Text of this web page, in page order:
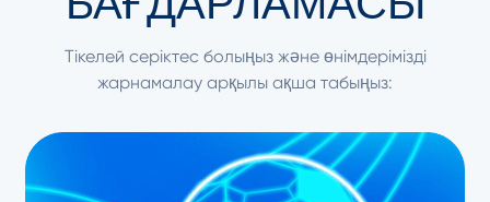
Тікелей серіктес болыңыз және өнімдерімізді
жарнамалау арқылы ақша табыңыз: